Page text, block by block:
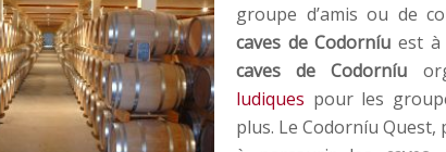
groupe d’amis ou de
caves de Codorníu est à
caves de Codorníu
ludiques pour les
plus. Le Codorníu